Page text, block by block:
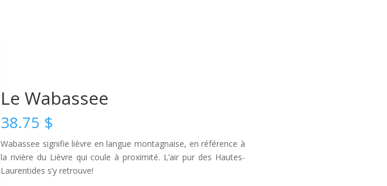
Le Wabassee
38.75 $
Wabassee signifie lièvre en langue montagnaise, en référence à
la rivière du Lièvre qui coule à proximité. L’air pur des Hautes-
Laurentides s’y retrouve!